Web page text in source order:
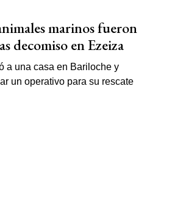
marinos fueron
decomiso en Ezeiza